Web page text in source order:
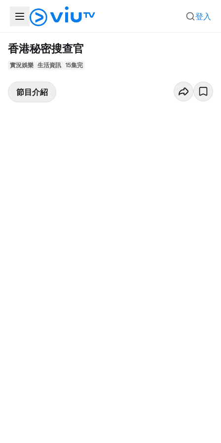
登入
香港秘密搜查官
實況娛樂 生活資訊 15集完
節目介紹